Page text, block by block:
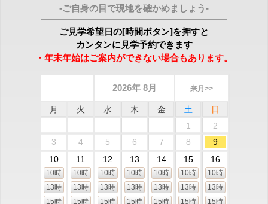
-ご自身の目で現地を確かめましょう-
ご見学希望日の[時間ボタン]を押すと
カンタンに見学予約できます
・年末年始はご案内ができない場合もあります。
2026年 8月 来月>>
月 火 水 木 金 土
日
1
2
3
4 5 6 7 8
9
10
10時
13時
15時
11
10時
13時
15時
12
10時
13時
15時
13
10時
13時
15時
14
10時
13時
15時
15
10時
13時
15時
16
10時
13時
15時